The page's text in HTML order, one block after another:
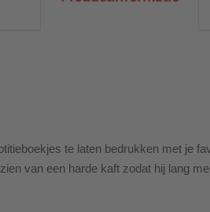
te laten bedrukken met je
van een harde kaft zodat hij lang